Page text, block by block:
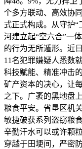
个多方联动、高效协
式正式构成。从守护“
河建立起“空六合”一
的行为无所遁形。近
11名犯罪嫌疑人悉数
科技赋能、精准冲击
矿产资本的决心，让
之下。广袤的黑地盘
粮食平安。省垦区机
敏捷破获系列盗窃粮
辛勤汗水可以或许颗
穿越于田埂间，严密